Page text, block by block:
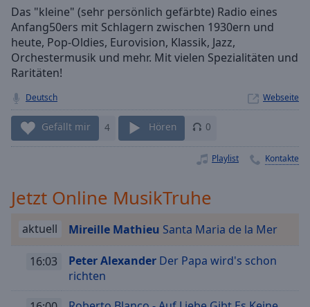
Stream
TypeLIVE
Seek to
currently
behind
Remaining
Time-
Chapters
Chapters
Descriptions
Das "kleine" (sehr persönlich gefärbte) Radio eines
Anfang50ers mit Schlagern zwischen 1930ern und
heute, Pop-Oldies, Eurovision, Klassik, Jazz,
Orchestermusik und mehr. Mit vielen Spezialitäten und
Raritäten!
Deutsch Webseite
Gefällt mir 4 Hören 0
Playlist Kontakte
Jetzt Online MusikTruhe
aktuell Mireille Mathieu Santa Maria de la Mer
16:03 Peter Alexander Der Papa wird's schon
richten